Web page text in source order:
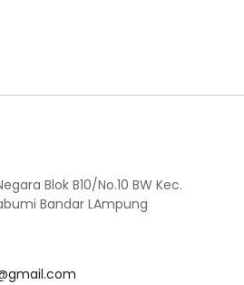
Blok B10/No.10 BW Kec.
Bandar LAmpung